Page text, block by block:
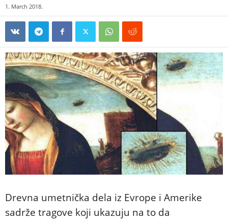
1. March 2018.
Drevna umetnička dela iz Evrope i Amerike
sadrže tragove koji ukazuju na to da